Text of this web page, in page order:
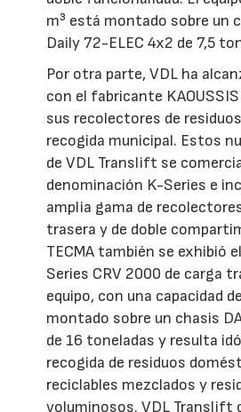
m³ está montado sobre un
Daily 72-ELEC 4x2 de 7,5
Por otra parte, VDL ha
con el fabricante
sus recolectores de
recogida municipal. Estos
de VDL Translift se
denominación K-Series e
amplia gama de
trasera y de doble
TECMA también se exhibió
Series CRV 2000 de carga
equipo, con una capacidad
montado sobre un chasis
de 16 toneladas y resulta
recogida de residuos
reciclables mezclados y
voluminosos. VDL Translift